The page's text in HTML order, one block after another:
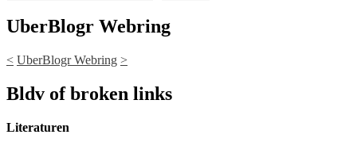
UberBlogr Webring
< UberBlogr Webring >
Bldv of broken links
Literaturen